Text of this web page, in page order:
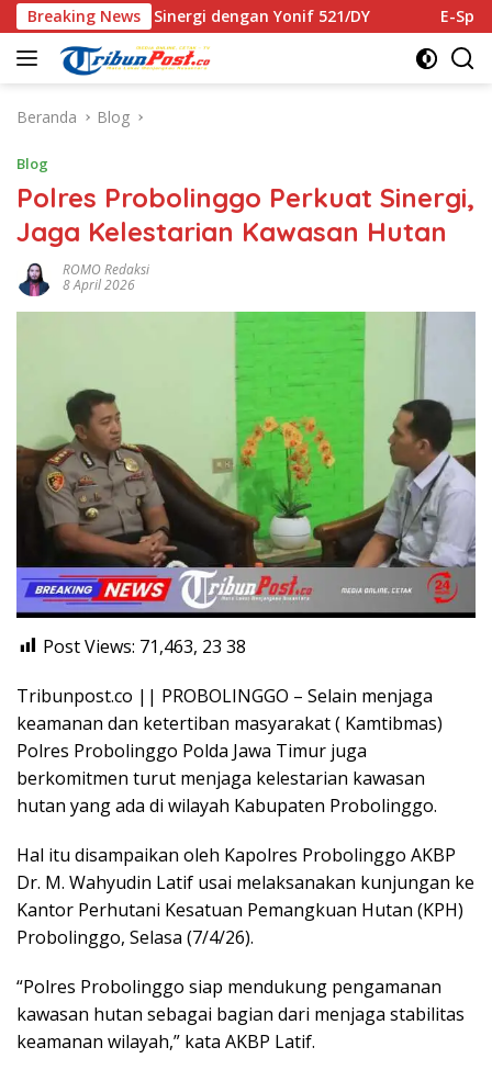
Langsung
ke
konten
Breaking News
Sinergi dengan Yonif 521/DY E-Sports Kapolri Cup
Beranda Blog
Blog
Polres Probolinggo Perkuat Sinergi,
Jaga Kelestarian Kawasan Hutan
ROMO Redaksi
8 April 2026
Post Views: 71,463, 23 38
Tribunpost.co || PROBOLINGGO – Selain menjaga
keamanan dan ketertiban masyarakat ( Kamtibmas)
Polres Probolinggo Polda Jawa Timur juga
berkomitmen turut menjaga kelestarian kawasan
hutan yang ada di wilayah Kabupaten Probolinggo.
Hal itu disampaikan oleh Kapolres Probolinggo AKBP
Dr. M. Wahyudin Latif usai melaksanakan kunjungan ke
Kantor Perhutani Kesatuan Pemangkuan Hutan (KPH)
Probolinggo, Selasa (7/4/26).
“Polres Probolinggo siap mendukung pengamanan
kawasan hutan sebagai bagian dari menjaga stabilitas
keamanan wilayah,” kata AKBP Latif.